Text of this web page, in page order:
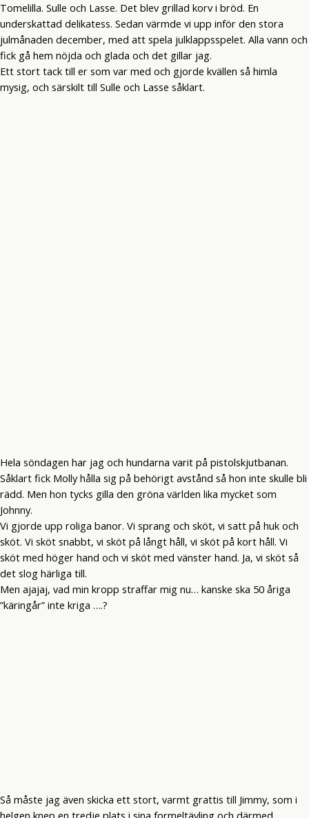
Tomelilla. Sulle och Lasse. Det blev grillad korv i bröd. En
underskattad delikatess. Sedan värmde vi upp inför den stora
julmånaden december, med att spela julklappsspelet. Alla vann och
fick gå hem nöjda och glada och det gillar jag.
Ett stort tack till er som var med och gjorde kvällen så himla
mysig, och särskilt till Sulle och Lasse såklart.
Hela söndagen har jag och hundarna varit på pistolskjutbanan.
Såklart fick Molly hålla sig på behörigt avstånd så hon inte skulle bli
rädd. Men hon tycks gilla den gröna världen lika mycket som
Johnny.
Vi gjorde upp roliga banor. Vi sprang och sköt, vi satt på huk och
sköt. Vi sköt snabbt, vi sköt på långt håll, vi sköt på kort håll. Vi
sköt med höger hand och vi sköt med vänster hand. Ja, vi sköt så
det slog härliga till.
Men ajajaj, vad min kropp straffar mig nu… kanske ska 50 åriga
”käringår” inte kriga ….?
Så måste jag även skicka ett stort, varmt grattis till Jimmy, som i